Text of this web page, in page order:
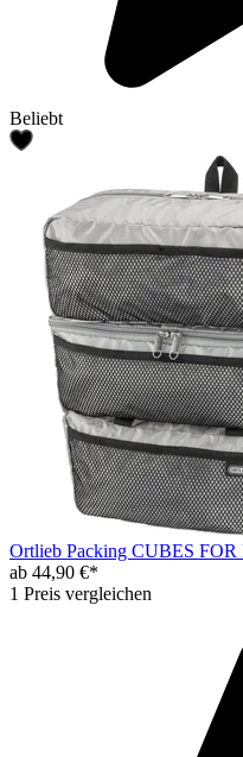
Beliebt
Ortlieb Packing CUBES
ab 44,90 €*
1 Preis vergleichen